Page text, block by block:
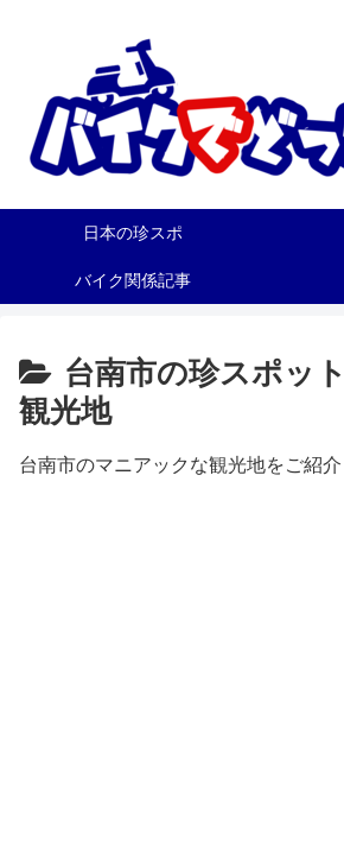
日本の珍スポ
バイク関係記事
台南市の珍スポッ
観光地
台南市のマニアックな観光地をご紹介